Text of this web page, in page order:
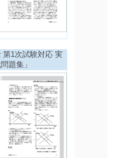
第1次試験対応 実
題集」